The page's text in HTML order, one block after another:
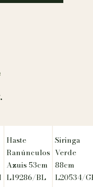
Haste
Ranúnculos
Azuis 53cm
L19286/BL
Siringa
Verde
88cm
L20534/